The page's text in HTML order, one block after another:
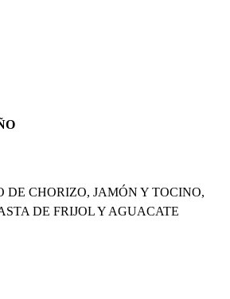
DE CHORIZO, JAMÓN Y TOCINO,
DE FRIJOL Y AGUACATE